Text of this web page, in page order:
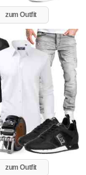
zum Outfit
zum Outfit